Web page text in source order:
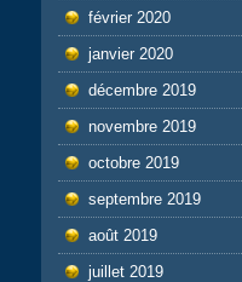
février 2020
janvier 2020
décembre 2019
novembre 2019
octobre 2019
septembre 2019
août 2019
juillet 2019